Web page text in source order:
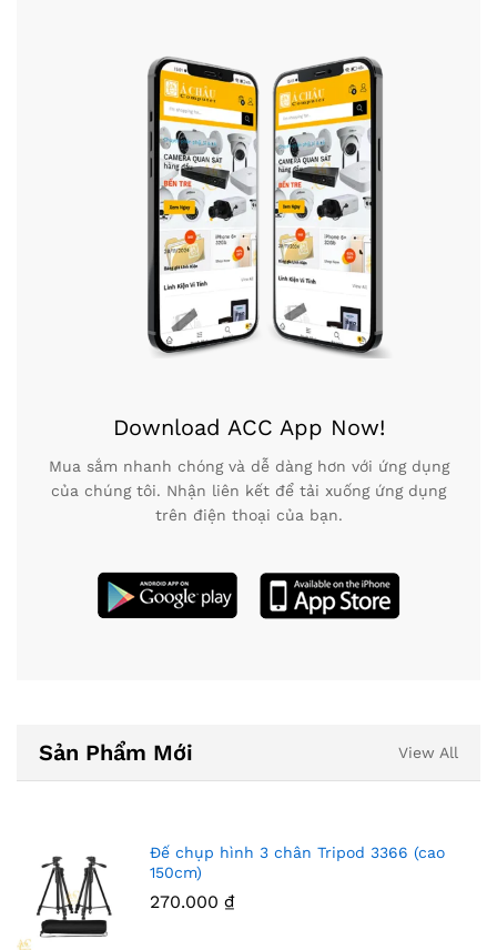
Download ACC App Now!
Mua sắm nhanh chóng và dễ dàng hơn với ứng dụng
của chúng tôi. Nhận liên kết để tải xuống ứng dụng
trên điện thoại của bạn.
Sản Phẩm Mới View All
Đế chụp hình 3 chân Tripod 3366 (cao
150cm)
270.000 ₫